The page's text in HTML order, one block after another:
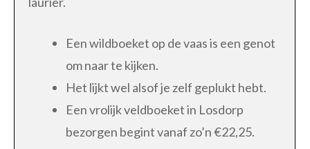
Een wildboeket op de vaas is een genot
om naar te kijken.
Het lijkt wel alsof je zelf geplukt hebt.
Een vrolijk veldboeket in Losdorp
bezorgen begint vanaf zo’n €22,25.